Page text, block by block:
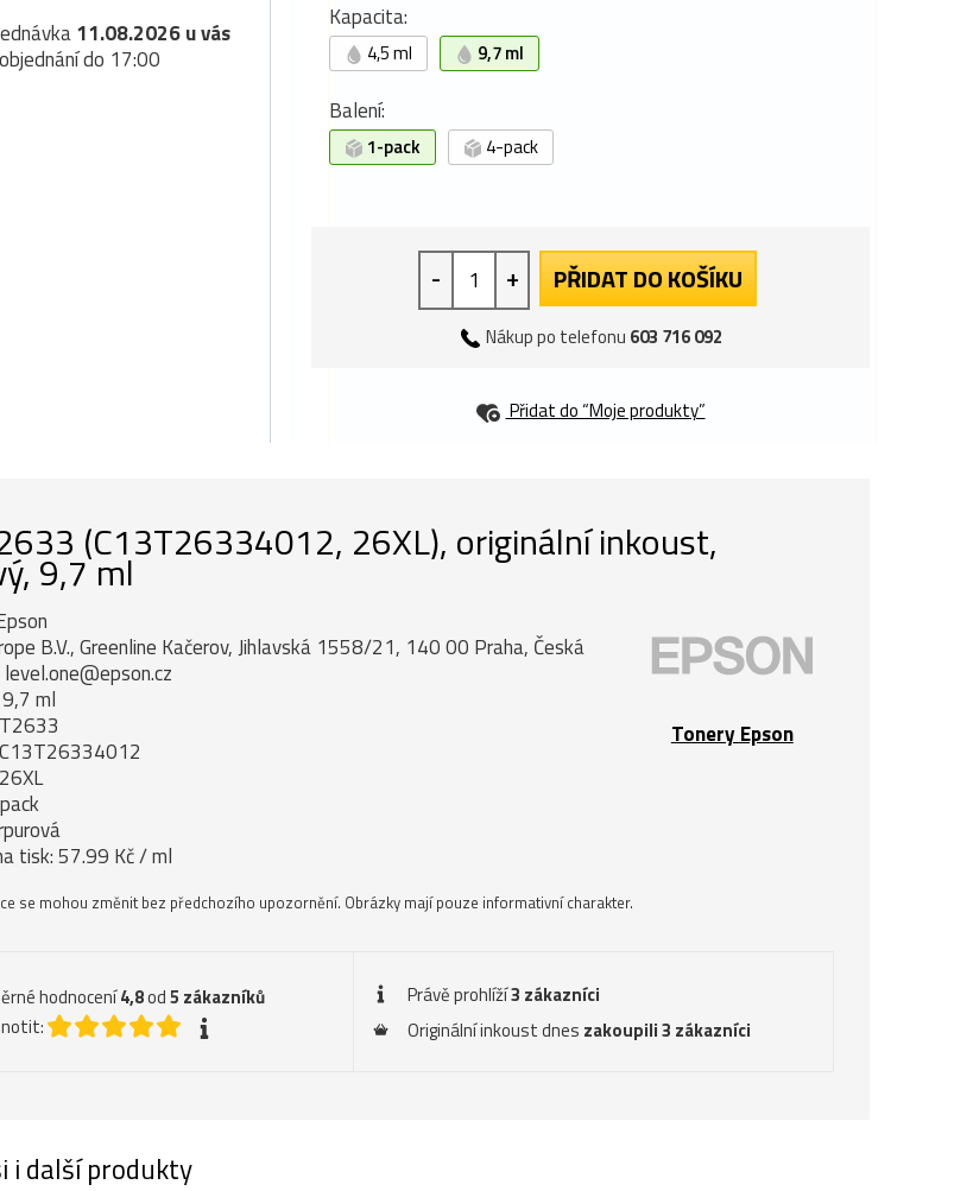
11.08.2026 u vás
do 17:00
Kapacita:
4,5 ml 9,7 ml
Balení:
1-pack 4-pack
- + PŘIDAT DO KOŠÍKU
Nákup po telefonu 603 716 092
Přidat do “Moje produkty”
(C13T26334012, 26XL), originální inkoust,
9,7 ml
Tonery Epson
B.V., Greenline Kačerov, Jihlavská 1558/21, 140 00 Praha, Česká
ml
tisk: 57.99 Kč / ml
se mohou změnit bez předchozího upozornění. Obrázky mají pouze informativní charakter.
hodnocení4,8od5 zákazníků
Právě prohlíží3 zákazníci
Originální inkoust dnes zakoupili 3 zákazníci
i další produkty